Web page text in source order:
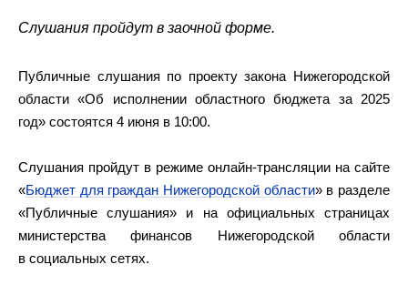
Слушания пройдут в заочной форме.
Публичные слушания по проекту закона Нижегородской
области «Об исполнении областного бюджета за 2025
год» состоятся 4 июня в 10:00.
Слушания пройдут в режиме онлайн-трансляции на сайте
«Бюджет для граждан Нижегородской области» в разделе
«Публичные слушания» и на официальных страницах
министерства финансов Нижегородской области
в социальных сетях.